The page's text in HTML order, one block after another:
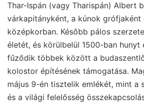
Thar-Ispán (vagy Tharispán) Albert
várkapitányként, a kúnok grófjaként
középkorban. Később pálos
életét, és körülbelül 1500-ban hunyt
fűződik többek között a
kolostor építésének támogatása.
május 9-én tisztelik emlékét, mint a
és a világi felelősség